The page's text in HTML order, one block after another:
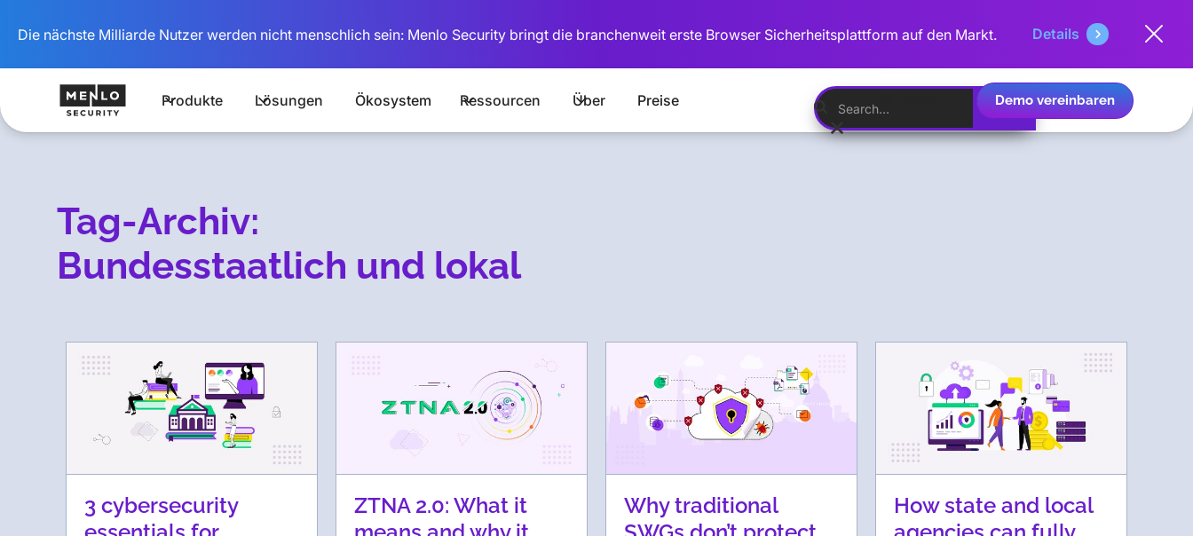
Die nächste Milliarde Nutzer werden nicht menschlich sein: Menlo Security bringt die branchenweit erste Browser Sicherheitsplattform auf den Markt. Details
Produkte Lösungen Ökosystem Ressourcen Über Preise Demo vereinbaren
Tag-Archiv:
Bundesstaatlich und lokal
3 cybersecurity
ZTNA 2.0: What it
Why traditional
How state and local